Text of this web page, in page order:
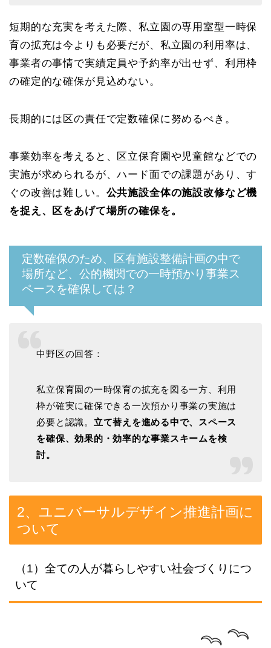
短期的な充実を考えた際、私立園の専用室型一時保
育の拡充は今よりも必要だが、私立園の利用率は、
事業者の事情で実績定員や予約率が出せず、利用枠
の確定的な確保が見込めない。
長期的には区の責任で定数確保に努めるべき。
事業効率を考えると、区立保育園や児童館などでの
実施が求められるが、ハード面での課題があり、す
ぐの改善は難しい。 公共施設全体の施設改修など機
を捉え、区をあげて場所の確保を。
定数確保のため、区有施設整備計画の中で
場所など、公的機関での一時預かり事業ス
ペースを確保しては？
中野区の回答：
私立保育園の一時保育の拡充を図る一方、利用
枠が確実に確保できる一次預かり事業の実施は
必要と認識。 立て替えを進める中で、スペース
を確保、効果的・効率的な事業スキームを検
討。
2、ユニバーサルデザイン推進計画に
ついて
（1）全ての人が暮らしやすい社会づくりにつ
いて